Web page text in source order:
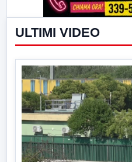
ULTIMI VIDEO